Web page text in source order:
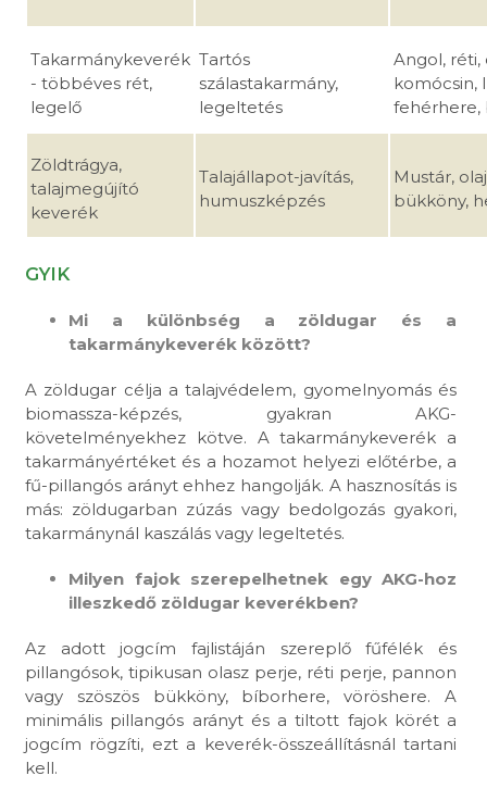
Takarmánykeverék
- többéves rét,
legelő
Tartós
szálastakarmány,
legeltetés
Angol, réti,
komócsin,
fehérhere,
Zöldtrágya,
talajmegújító
keverék
Talajállapot-javítás,
humuszképzés
Mustár,
bükköny,
GYIK
Mi a különbség a zöldugar és a
takarmánykeverék között?
A zöldugar célja a talajvédelem, gyomelnyomás és
biomassza-képzés, gyakran AKG-
követelményekhez kötve. A takarmánykeverék a
takarmányértéket és a hozamot helyezi előtérbe, a
fű-pillangós arányt ehhez hangolják. A hasznosítás is
más: zöldugarban zúzás vagy bedolgozás gyakori,
takarmánynál kaszálás vagy legeltetés.
Milyen fajok szerepelhetnek egy AKG-hoz
illeszkedő zöldugar keverékben?
Az adott jogcím fajlistáján szereplő fűfélék és
pillangósok, tipikusan olasz perje, réti perje, pannon
vagy szöszös bükköny, bíborhere, vöröshere. A
minimális pillangós arányt és a tiltott fajok körét a
jogcím rögzíti, ezt a keverék-összeállításnál tartani
kell.